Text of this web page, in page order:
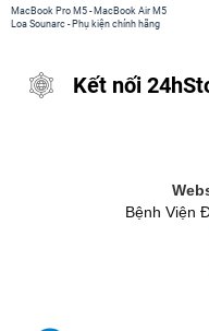
MacBook Pro M5 - MacBook Air M5
Loa Sounarc - Phụ kiện chính hãng
Kết nối
Bệnh Viện